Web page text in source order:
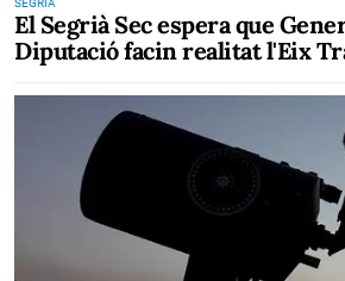
SEGRIÀ
El Segrià Sec espera que
Diputació facin realitat l'Eix